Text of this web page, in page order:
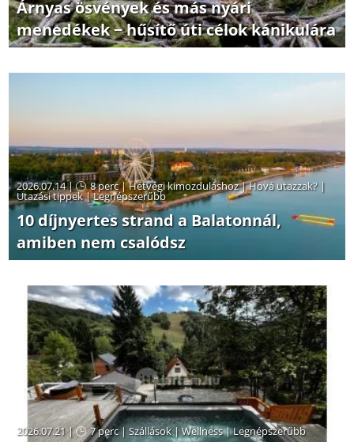
Árnyas ösvények és más nyári
menedékek − hűsítő úti célok kánikulára
2026.07.14 | 8 perc|Hétvégi kimozduláshoz|Hová utazzak? |
Utazási tippek|Legnépszerűbb
10 díjnyertes strand a Balatonnál,
amiben nem csalódsz
2026.07.21 | 7 perc|Szállások|Wellness|Legnépszerűbb